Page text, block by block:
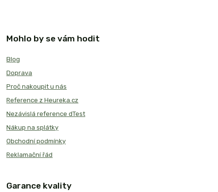
Mohlo by se vám hodit
Blog
Doprava
Proč nakoupit u nás
Reference z Heureka.cz
Nezávislá reference dTest
Nákup na splátky
Obchodní podmínky
Reklamační řád
Garance kvality